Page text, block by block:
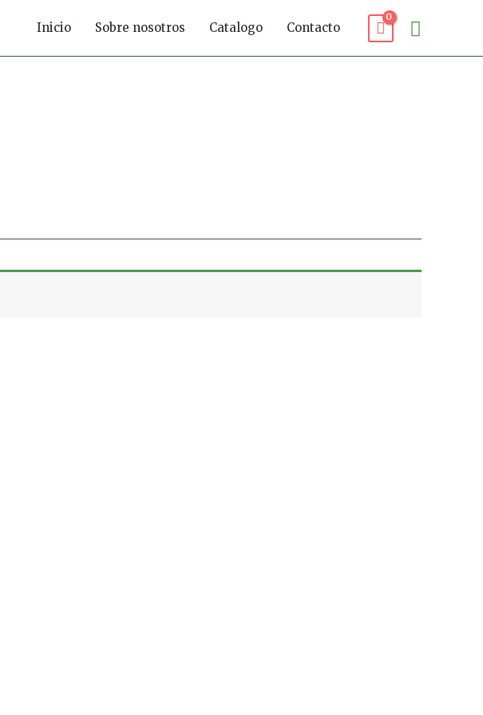
Inicio Sobre nosotros Catalogo Contacto Buscar